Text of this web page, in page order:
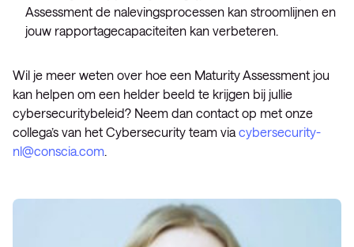
Assessment de nalevingsprocessen kan stroomlijnen en
jouw rapportagecapaciteiten kan verbeteren.
Wil je meer weten over hoe een Maturity Assessment jou
kan helpen om een helder beeld te krijgen bij jullie
cybersecuritybeleid? Neem dan contact op met onze
collega’s van het Cybersecurity team via cybersecurity-
nl@conscia.com.